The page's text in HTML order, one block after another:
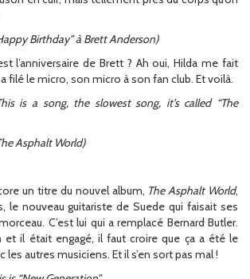
Birthday” à Brett Anderson)
l’anniversaire de Brett ? Ah oui, Hilda me fait
filé le micro, son micro à son fan club. Et voilà.
is a song, the slowest song, it’s called “The
Asphalt World)
un titre du nouvel album, The Asphalt World,
le nouveau guitariste de Suede qui faisait ses
C’est lui qui a remplacé Bernard Butler.
et il était engagé, il faut croire que ça a été le
les autres musiciens. Et il s’en sort pas mal !